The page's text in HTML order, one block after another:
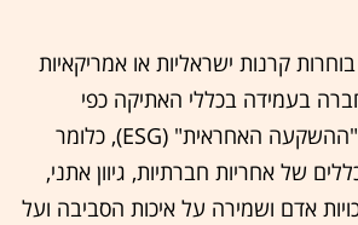
בוחרות קרנות ישראליות או אמריקאיות
בעמידה בכללי האתיקה כפי
שנקבעו בקטגוריית "ההשקעה האחראית" (ESG), כלומר
של אחריות חברתיות, גיוון אתני,
אדם ושמירה על איכות הסביבה ועל